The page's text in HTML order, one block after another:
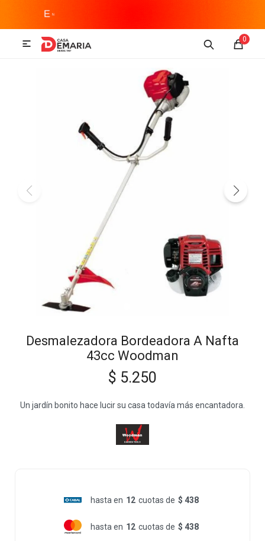
0

Desmalezadora Bordeadora A Nafta
43cc Woodman
$ 5.250
Un jardín bonito hace lucir su casa todavía más encantadora.
hasta en 12 cuotas de $ 438
hasta en 12 cuotas de $ 438
Imagen y Sonido Hogar